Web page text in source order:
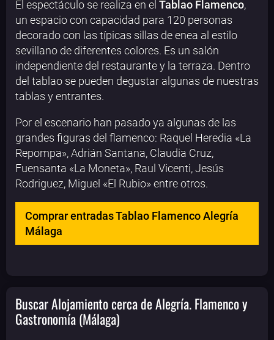
El espectáculo se realiza en el Tablao Flamenco,
un espacio con capacidad para 120 personas
decorado con las típicas sillas de enea al estilo
sevillano de diferentes colores. Es un salón
independiente del restaurante y la terraza. Dentro
del tablao se pueden degustar algunas de nuestras
tablas y entrantes.
Por el escenario han pasado ya algunas de las
grandes figuras del flamenco: Raquel Heredia «La
Repompa», Adrián Santana, Claudia Cruz,
Fuensanta «La Moneta», Raul Vicenti, Jesús
Rodriguez, Miguel «El Rubio» entre otros.
Comprar entradas Tablao Flamenco Alegría
Málaga
Buscar Alojamiento cerca de Alegría. Flamenco y
Gastronomía (Málaga)